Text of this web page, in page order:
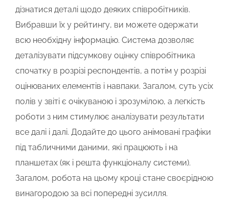
дізнатися деталі щодо деяких співробітників.
Вибравши їх у рейтингу, ви можете одержати
всю необхідну інформацію. Система дозволяє
деталізувати підсумкову оцінку співробітника
спочатку в розрізі респондентів, а потім у розрізі
оцінюваних елементів і навпаки. Загалом, суть усіх
полів у звіті є очікуваною і зрозумілою, а легкість
роботи з ним стимулює аналізувати результати
все далі і далі. Додайте до цього анімовані графіки
під табличними даними, які працюють і на
планшетах (як і решта функціоналу системи).
Загалом, робота на цьому кроці стане своєрідною
винагородою за всі попередні зусилля.